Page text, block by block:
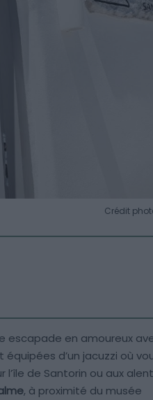
Crédit
escapade en amoureux
d’un jacuzzi où
de Santorin ou aux
, à proximité du musée